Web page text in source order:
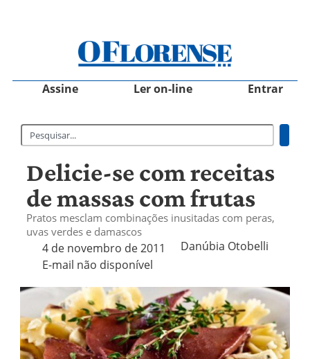
Assine Ler on-line Entrar
Delicie-se com receitas
de massas com frutas
Pratos mesclam combinações inusitadas com peras,
uvas verdes e damascos
4 de novembro de 2011
Danúbia Otobelli 
E-mail não disponível